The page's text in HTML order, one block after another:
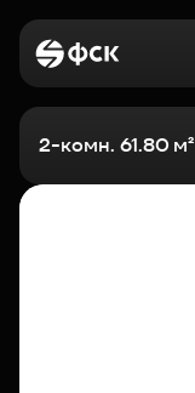
2-комн. 61.80 м²